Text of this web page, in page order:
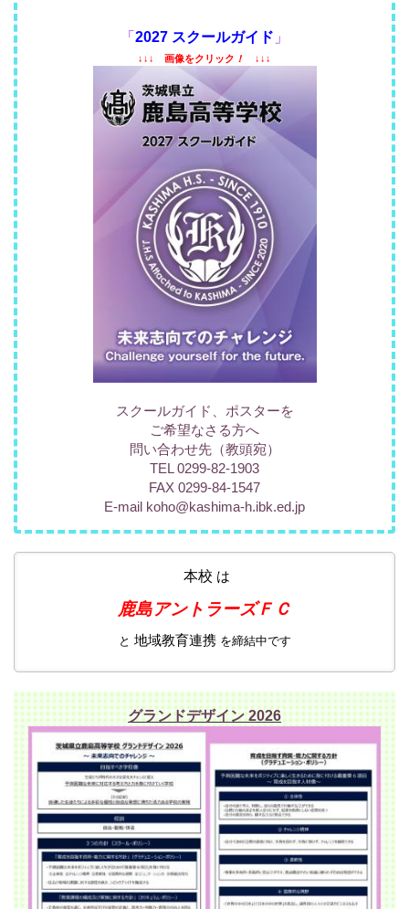
「 2027 スクールガイド 」
↓↓↓ 画像をクリック ！ ↓↓↓
スクールガイド、ポスターを
ご希望なさる方へ
問い合わせ先（教頭宛）
TEL 0299-82-1903
FAX 0299-84-1547
E-mail koho@kashima-h.ibk.ed.jp
本校 は
鹿島アントラーズＦＣ
と 地域教育連携 を締結中です
グランドデザイン 2026